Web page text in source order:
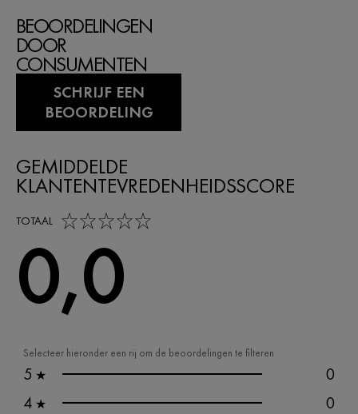
BEOORDELINGEN
DOOR
CONSUMENTEN
SCHRIJF EEN
BEOORDELING
Selecteer hieronder een rij om de beoordelingen te filteren
5 ★
0
4 ★
0
GEMIDDELDE
KLANTENTEVREDENHEIDSSCORE
TOTAAL
0,0 out of 5 stars
0,0